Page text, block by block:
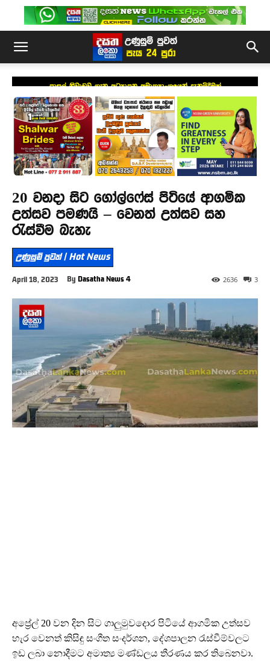
පාසල් නිවාඩුව ගැන අධ්‍යාපන අමාත්‍යාංශයෙන් දැනුම්දීමක්
20 වනදා සිට ගෝල්ෆේස් පිටියේ ආගමික
උත්සව පමණයි – වෙනත් උත්සව සහ
රැස්වීම බැහැ
උණුසුම් පුවත් | Hot News
April 18, 2023 By Dasatha News 4 3
2636
අප්‍රේල් 20 වන දින සිට ගාලුමුවදොර පිටියේ ආගමික උත්සව
හැර වෙනත් කිසිඳු සංගීත සංදර්ශන, දේශපාලන රැස්වීම්වලට
ඉඩ ලබා නොදීමට අමාත්‍ය මණ්ඩලය තීරණය කර තිබෙනවා.